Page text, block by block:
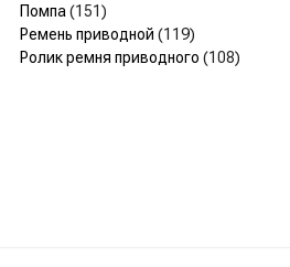
Помпа (151)
Ремень приводной (119)
Ролик ремня приводного (108)